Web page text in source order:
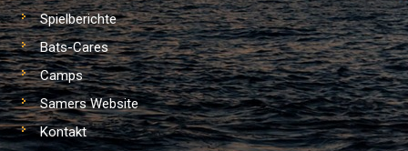
Spielberichte
Bats-Cares
Camps
Samers Website
Kontakt